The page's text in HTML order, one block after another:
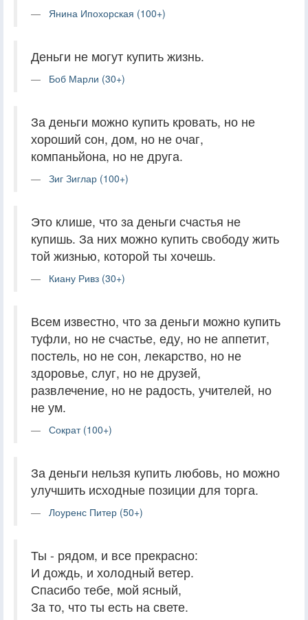
Янина Ипохорская (100+)
Деньги не могут купить жизнь.
Боб Марли (30+)
За деньги можно купить кровать, но не
хороший сон, дом, но не очаг,
компаньйона, но не друга.
Зиг Зиглар (100+)
Это клише, что за деньги счастья не
купишь. За них можно купить свободу жить
той жизнью, которой ты хочешь.
Киану Ривз (30+)
Всем известно, что за деньги можно купить
туфли, но не счастье, еду, но не аппетит,
постель, но не сон, лекарство, но не
здоровье, слуг, но не друзей,
развлечение, но не радость, учителей, но
не ум.
Сократ (100+)
За деньги нельзя купить любовь, но можно
улучшить исходные позиции для торга.
Лоуренс Питер (50+)
Ты - рядом, и все прекрасно:
И дождь, и холодный ветер.
Спасибо тебе, мой ясный,
За то, что ты есть на свете.